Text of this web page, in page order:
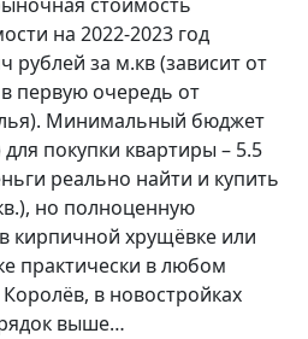
на 2022-2023 год
рублей за м.кв (зависит от
первую очередь от
Минимальный бюджет
покупки квартиры – 5.5
реально найти и купить
но полноценную
кирпичной хрущёвке или
практически в любом
в новостройках
выше…